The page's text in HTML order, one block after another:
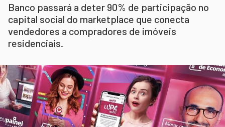
Banco passará a deter 90% de participação no
capital social do marketplace que conecta
vendedores a compradores de imóveis
residenciais.